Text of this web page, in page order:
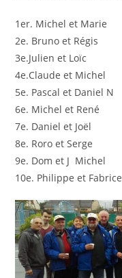
1er. Michel et Marie
2e. Bruno et Régis
3e.Julien et Loïc
4e.Claude et Michel
5e. Pascal et Daniel N
6e. Michel et René
7e. Daniel et Joël
8e. Roro et Serge
9e. Dom et J Michel
10e. Philippe et Fabrice